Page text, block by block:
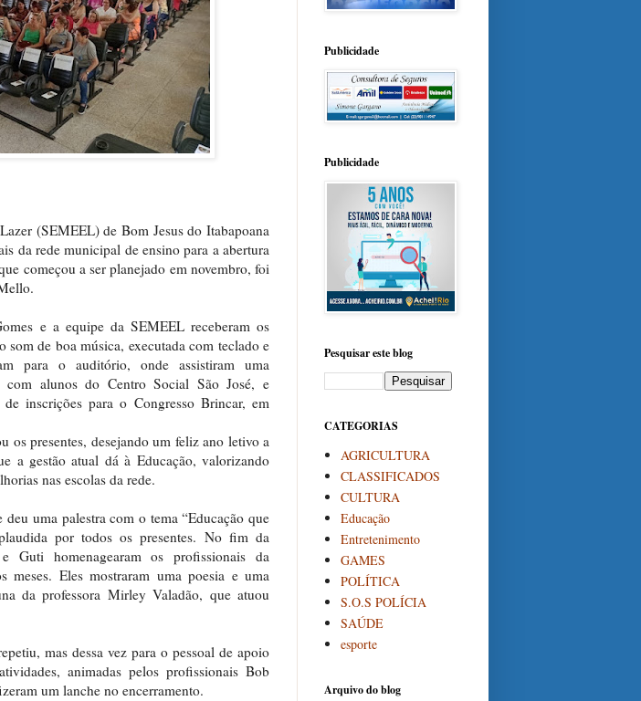
(SEMEEL) de Bom Jesus do Itabapoana
da rede municipal de ensino para a abertura
começou a ser planejado em novembro, foi
e a equipe da SEMEEL receberam os
som de boa música, executada com teclado e
para o auditório, onde assistiram uma
com alunos do Centro Social São José, e
inscrições para o Congresso Brincar, em
os presentes, desejando um feliz ano letivo a
a gestão atual dá à Educação, valorizando
nas escolas da rede.
uma palestra com o tema “Educação que
por todos os presentes. No fim da
Guti homenagearam os profissionais da
meses. Eles mostraram uma poesia e uma
da professora Mirley Valadão, que atuou
mas dessa vez para o pessoal de apoio
animadas pelos profissionais Bob
um lanche no encerramento.
Publicidade
Publicidade
Pesquisar este blog
CATEGORIAS
AGRICULTURA
CLASSIFICADOS
CULTURA
Educação
Entretenimento
GAMES
POLÍTICA
S.O.S POLÍCIA
SAÚDE
esporte
Arquivo do blog